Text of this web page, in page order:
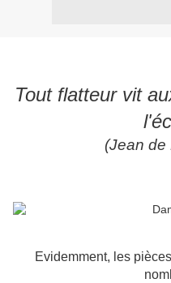
Tout flatteur vit
(Jean de
Evidemment, les